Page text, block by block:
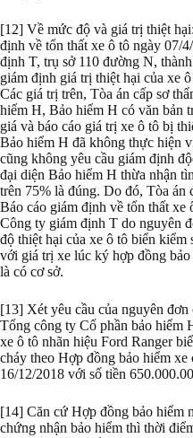
[12] Về mức độ và giá trị thiệt
định về tổn thất xe ô tô ngày 07/
định T, trụ sở 110 đường N,
giám định giá trị thiệt hại của xe
Các giá trị trên, Tòa án cấp sơ
hiểm H, Bảo hiểm H có văn bản
giá và báo cáo giá trị xe ô tô bị
Bảo hiểm H đã không thực hiện
cũng không yêu cầu giám định
đại diện Bảo hiểm H thừa nhận
trên 75% là đúng. Do đó, Tòa án
Báo cáo giám định về tổn thất xe
Công ty giám định T do nguyên
độ thiệt hại của xe ô tô biển
với giá trị xe lúc ký hợp đồng
là có cơ sở.
[13] Xét yêu cầu của nguyên
Tổng công ty Cổ phần bảo hiểm
xe ô tô nhãn hiệu Ford Ranger
cháy theo Hợp đồng bảo hiểm
16/12/2018 với số tiền
[14] Căn cứ Hợp đồng bảo hiểm
chứng nhận bảo hiểm thì thời